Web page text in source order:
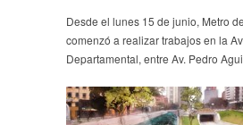
Desde el lunes 15 de junio, Metro
comenzó a realizar trabajos en la
Departamental, entre Av. Pedro